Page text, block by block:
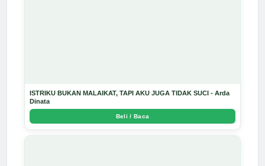
ISTRIKU BUKAN MALAIKAT, TAPI AKU JUGA TIDAK SUCI - Arda
Dinata
Beli / Baca